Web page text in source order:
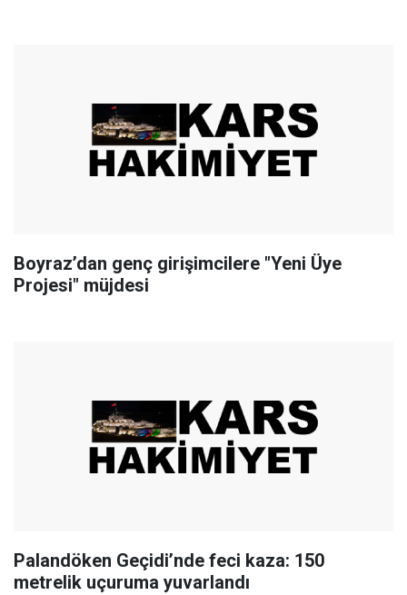
Boyraz’dan genç girişimcilere "Yeni Üye
Projesi" müjdesi
Palandöken Geçidi’nde feci kaza: 150
metrelik uçuruma yuvarlandı